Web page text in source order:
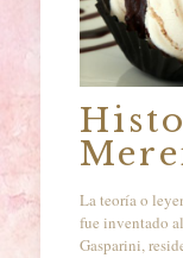
La teoría o
fue inventado
Gasparini,